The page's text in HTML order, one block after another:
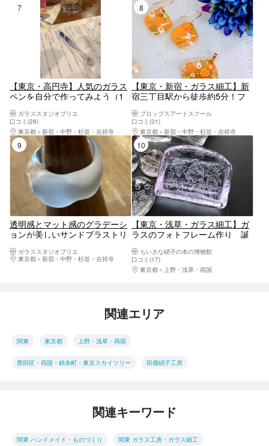
7位
【東京・高円寺】人気のガラス
ペンを自分で作ってみよう（1
ガラススタジオブリエ
口コミ(28)
東京都
新宿・中野・杉並・吉祥寺
8位
【東京・新宿・ガラス細工】新
宿三丁目駅から徒歩約5分！フ
（ペンダント・ピアスなど・2
個） おひとり様・カップルの
ご参加OK！！女性に人気
プロップスアートスクール
口コミ(31)
東京都
新宿・中野・杉並・吉祥寺
9位
透明感とマット感のグラデーシ
ョンが美しいサンドブラストリ
ガラススタジオブリエ
東京都
新宿・中野・杉並・吉祥寺
10位
【東京・浅草・ガラス細工】ガ
ラスのフォトフレーム作り 誕
念品やギフトに！好きな文字や
模様を彫れます
ちいさな硝子の本の博物館
口コミ(17)
東京都
上野・浅草・両国
関連エリア
関東 東京都 上野・浅草・両国
墨田区・両国・錦糸町・東京スカイツリー 田畑硝子工房
関連キーワード
関東 ハンドメイド・ものづくり 関東 ガラス工房・ガラス細工